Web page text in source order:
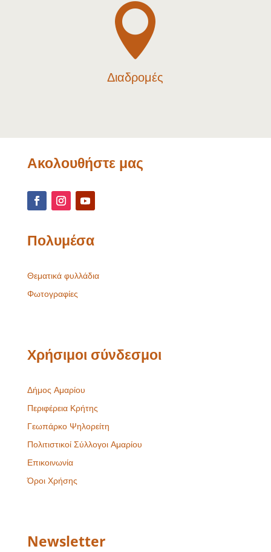

Διαδρομές
Ακολουθήστε μας
Πολυμέσα
Θεματικά φυλλάδια
Φωτογραφίες
Χρήσιμοι σύνδεσμοι
Δήμος Αμαρίου
Περιφέρεια Κρήτης
Γεωπάρκο Ψηλορείτη
Πολιτιστικοί Σύλλογοι Αμαρίου
Επικοινωνία
Όροι Χρήσης
Newsletter